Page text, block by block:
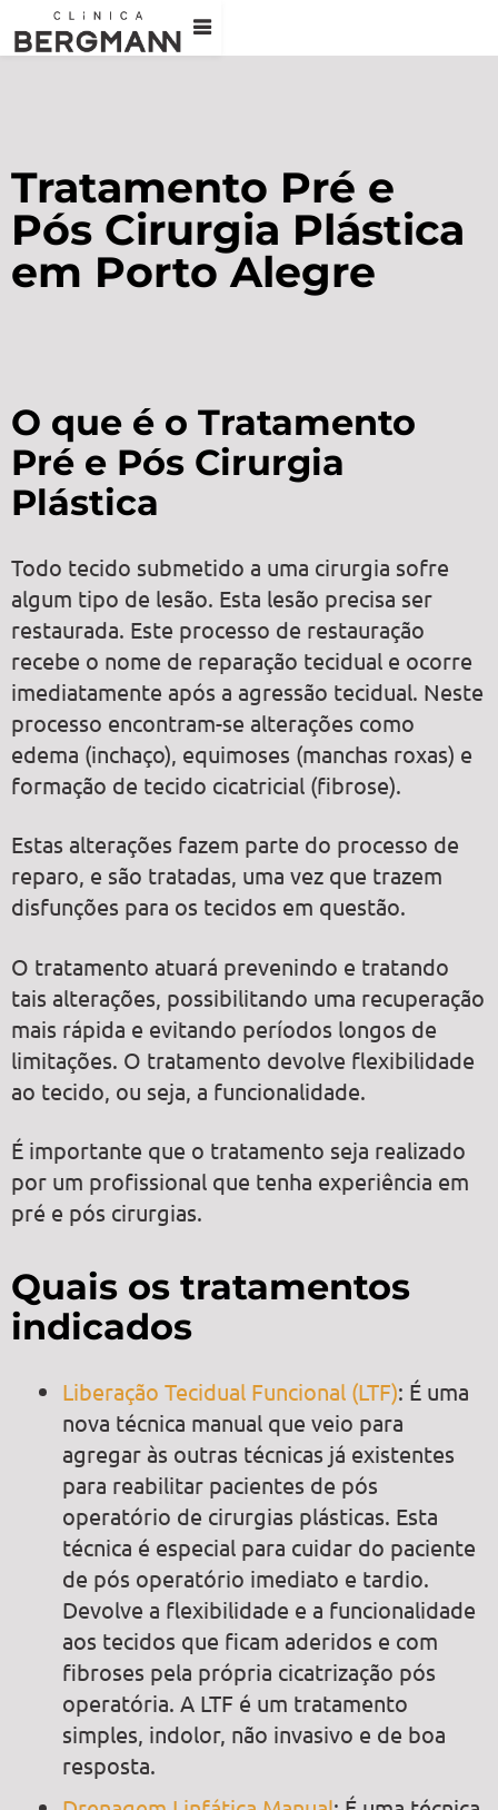
Tratamento Pré e
Pós Cirurgia Plástica
em Porto Alegre
O que é o Tratamento
Pré e Pós Cirurgia
Plástica
Todo tecido submetido a uma cirurgia sofre
algum tipo de lesão. Esta lesão precisa ser
restaurada. Este processo de restauração
recebe o nome de reparação tecidual e ocorre
imediatamente após a agressão tecidual. Neste
processo encontram-se alterações como
edema (inchaço), equimoses (manchas roxas) e
formação de tecido cicatricial (fibrose).
Estas alterações fazem parte do processo de
reparo, e são tratadas, uma vez que trazem
disfunções para os tecidos em questão.
O tratamento atuará prevenindo e tratando
tais alterações, possibilitando uma recuperação
mais rápida e evitando períodos longos de
limitações. O tratamento devolve flexibilidade
ao tecido, ou seja, a funcionalidade.
É importante que o tratamento seja realizado
por um profissional que tenha experiência em
pré e pós cirurgias.
Quais os tratamentos
indicados
Liberação Tecidual Funcional (LTF): É uma
nova técnica manual que veio para
agregar às outras técnicas já existentes
para reabilitar pacientes de pós
operatório de cirurgias plásticas. Esta
técnica é especial para cuidar do paciente
de pós operatório imediato e tardio.
Devolve a flexibilidade e a funcionalidade
aos tecidos que ficam aderidos e com
fibroses pela própria cicatrização pós
operatória. A LTF é um tratamento
simples, indolor, não invasivo e de boa
resposta.